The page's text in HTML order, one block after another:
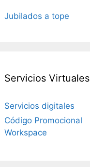
Jubilados a tope
Servicios Virtuales
Servicios digitales
Código Promocional
Workspace